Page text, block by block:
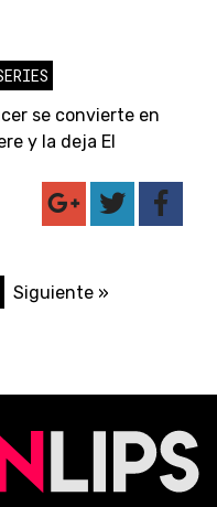
se convierte en
y la deja El
Siguiente »